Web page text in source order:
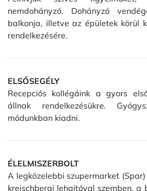
nemdohányzó. Dohányzó
balkonja, illetve az épületek körül
rendelkezésére.
ELSŐSEGÉLY
Recepciós kollégáink a gyors
állnak rendelkezésükre.
módunkban kiadni.
ÉLELMISZERBOLT
A legközelebbi szupermarket
kreischbergi lehajtóval szemben, a